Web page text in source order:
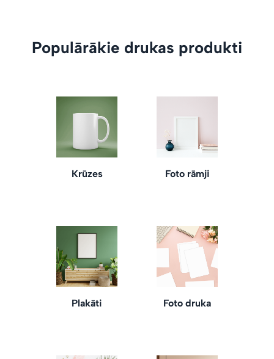
Populārākie drukas produkti
Krūzes Foto rāmji
Plakāti Foto druka